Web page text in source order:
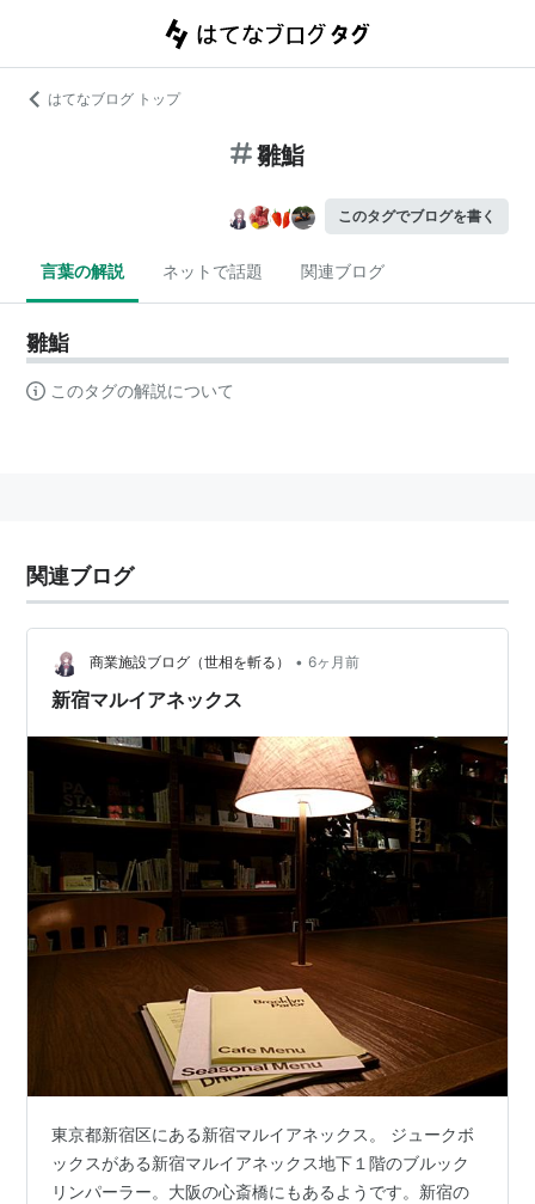
はてなブログ トップ
雛鮨
このタグでブログを書く
言葉の解説 ネットで話題 関連ブログ
雛鮨
このタグの解説について
関連ブログ
商業施設ブログ（世相を斬る） • 6ヶ月前
新宿マルイアネックス
東京都新宿区にある新宿マルイアネックス。 ジュークボ
ックスがある新宿マルイアネックス地下１階のブルック
リンパーラー。大阪の心斎橋にもあるようです。新宿の